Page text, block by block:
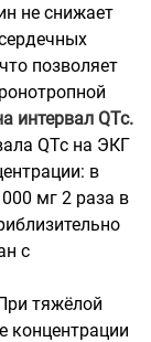
не снижает
позволяет
интервал QTc.
QTc на ЭКГ
в
мг 2 раза в
с
тяжёлой
концентрации